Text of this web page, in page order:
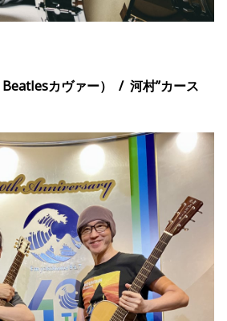
カヴァー） / 河村”カース